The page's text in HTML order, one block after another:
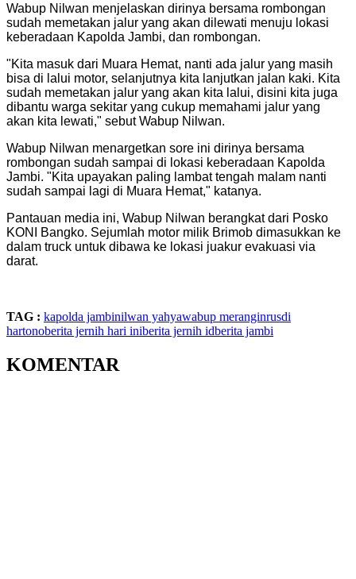
Wabup Nilwan menjelaskan dirinya bersama rombongan
sudah memetakan jalur yang akan dilewati menuju lokasi
keberadaan Kapolda Jambi, dan rombongan.
"Kita masuk dari Muara Hemat, nanti ada jalur yang masih
bisa di lalui motor, selanjutnya kita lanjutkan jalan kaki. Kita
sudah memetakan jalur yang akan kita lalui, disini kita juga
dibantu warga sekitar yang cukup memahami jalur yang
akan kita lewati," sebut Wabup Nilwan.
Wabup Nilwan menargetkan sore ini dirinya bersama
rombongan sudah sampai di lokasi keberadaan Kapolda
Jambi. "Kita upayakan paling lambat tengah malam nanti
sudah sampai lagi di Muara Hemat," katanya.
Pantauan media ini, Wabup Nilwan berangkat dari Posko
KONI Bangko. Sejumlah motor milik Brimob dimasukkan ke
dalam truck untuk dibawa ke lokasi juakur evakuasi via
darat.
TAG : kapolda jambinilwan yahyawabup meranginrusdi
hartonoberita jernih hari iniberita jernih idberita jambi
KOMENTAR